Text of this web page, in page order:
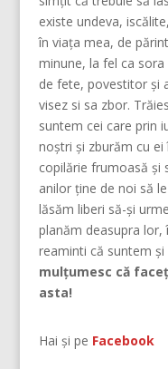
existe undeva,
în viața mea, de
minune, la fel ca
de fete, povestitor și
visez si sa zbor.
suntem cei care prin
noştri şi zburăm cu
copilărie frumoasă şi
anilor ține de noi să
lăsăm liberi să-și
planăm deasupra
reaminti că suntem
mulțumesc că
asta!
Hai și pe Facebook